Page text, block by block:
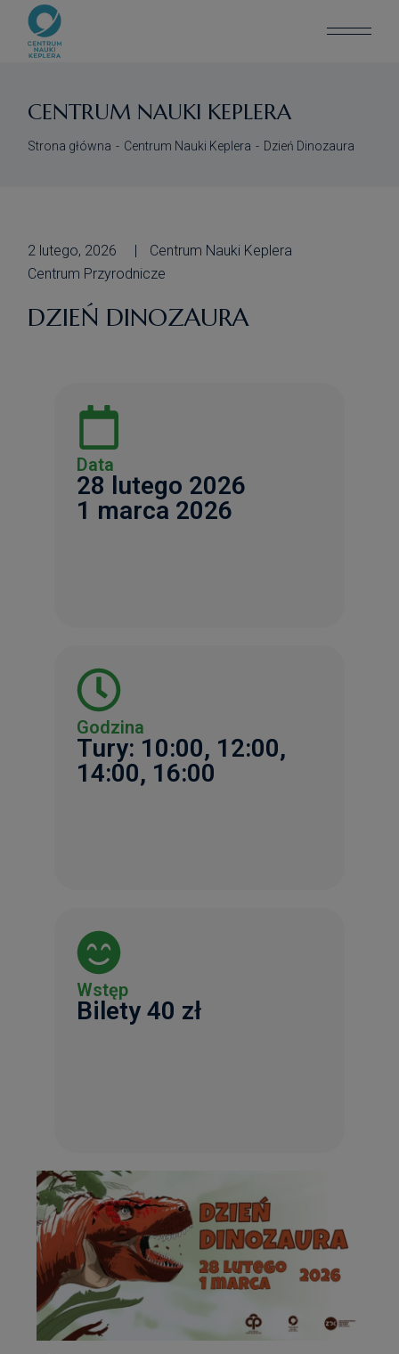
CENTRUM NAUKI KEPLERA
Strona główna Centrum Nauki Keplera Dzień Dinozaura
2 lutego, 2026
Centrum Nauki Keplera
Centrum Przyrodnicze
DZIEŃ DINOZAURA
Data
28 lutego 2026
1 marca 2026
Godzina
Tury: 10:00, 12:00,
14:00, 16:00
Wstęp
Bilety 40 zł